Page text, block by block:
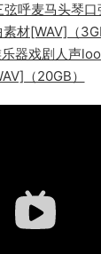
呼麦马头琴
材[WAV]（
器戏剧人声
（20GB）